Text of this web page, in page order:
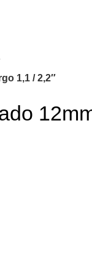
1,1 / 2,2″